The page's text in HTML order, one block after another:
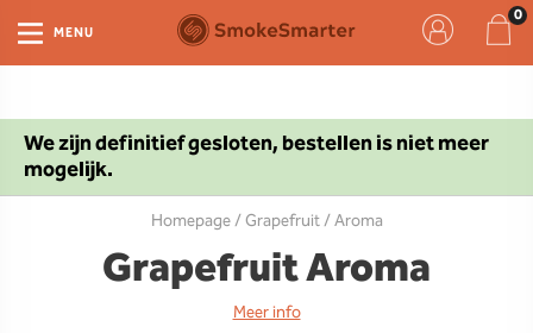
We zijn definitief gesloten, bestellen is niet meer
mogelijk.
MENU
Homepage/Grapefruit/ Aroma
Grapefruit Aroma
Meer info